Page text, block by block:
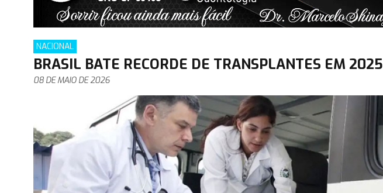
NACIONAL
BRASIL BATE RECORDE DE TRANSPLANTES EM 2025
08 DE MAIO DE 2026